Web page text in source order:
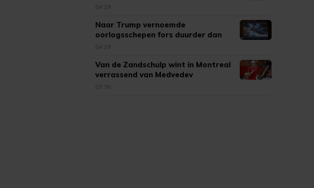
04:29
Naar Trump vernoemde
oorlogsschepen fors duurder dan
verwacht
04:29
Van de Zandschulp wint in Montreal
verrassend van Medvedev
03:36